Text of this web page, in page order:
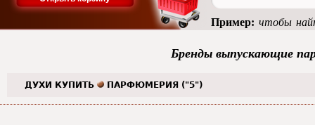
Бренды выпускающие
ДУХИ КУПИТЬ ПАРФЮМЕРИЯ ("5")
Пример: чтобы